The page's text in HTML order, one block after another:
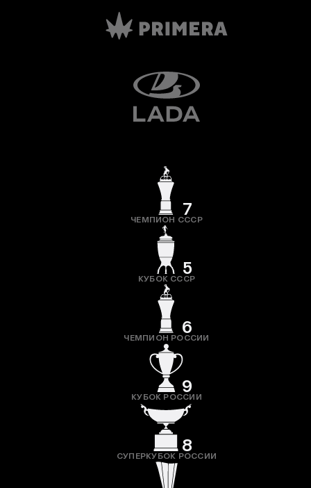
7
ЧЕМПИОН СССР
5
КУБОК СССР
6
ЧЕМПИОН РОССИИ
9
КУБОК РОССИИ
8
СУПЕРКУБОК РОССИИ